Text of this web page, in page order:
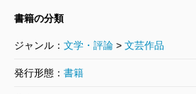
犀星に戻って本全体をしめくくる
する水」という一文といい、気が
書籍の分類
ジャンル： 文学・評論 > 文芸作品
発行形態： 書籍